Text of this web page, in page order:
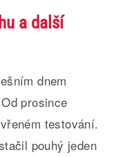
a další
dnem
prosince
testování.
pouhý jeden